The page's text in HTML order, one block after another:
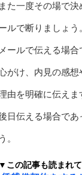
また一度その場で
ルで断りましょう
メールで伝える場
がけ、内見の感
由を明確に伝えま
日伝える場合であ
う。
▼この記事も読まれ